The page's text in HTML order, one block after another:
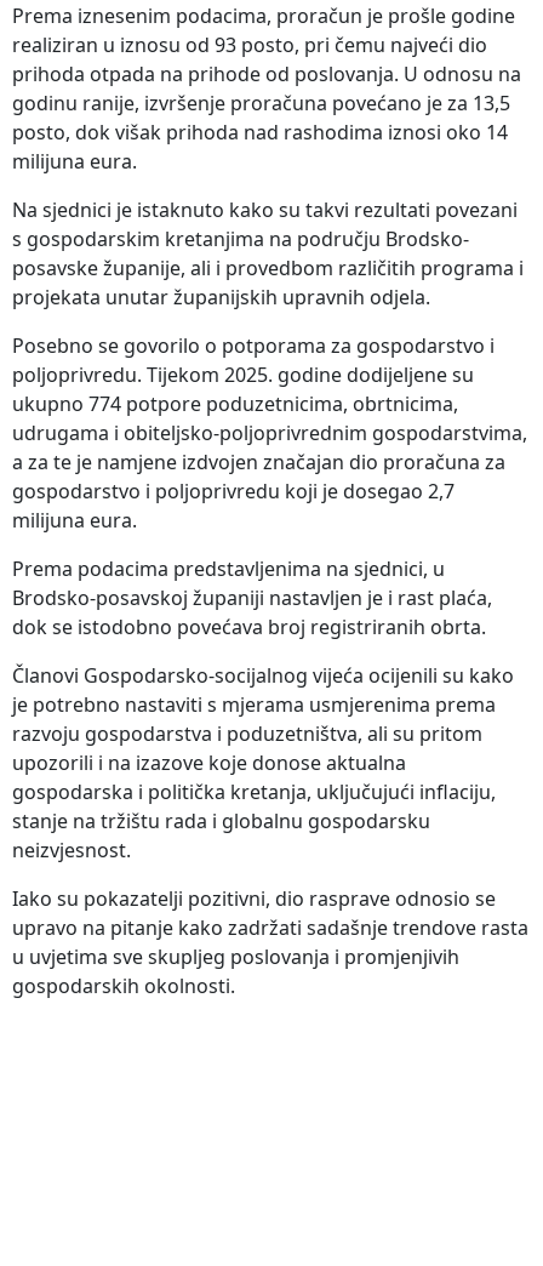
Prema iznesenim podacima, proračun je prošle godine
realiziran u iznosu od 93 posto, pri čemu najveći dio
prihoda otpada na prihode od poslovanja. U odnosu na
godinu ranije, izvršenje proračuna povećano je za 13,5
posto, dok višak prihoda nad rashodima iznosi oko 14
milijuna eura.
Na sjednici je istaknuto kako su takvi rezultati povezani
s gospodarskim kretanjima na području Brodsko-
posavske županije, ali i provedbom različitih programa i
projekata unutar županijskih upravnih odjela.
Posebno se govorilo o potporama za gospodarstvo i
poljoprivredu. Tijekom 2025. godine dodijeljene su
ukupno 774 potpore poduzetnicima, obrtnicima,
udrugama i obiteljsko-poljoprivrednim gospodarstvima,
a za te je namjene izdvojen značajan dio proračuna za
gospodarstvo i poljoprivredu koji je dosegao 2,7
milijuna eura.
Prema podacima predstavljenima na sjednici, u
Brodsko-posavskoj županiji nastavljen je i rast plaća,
dok se istodobno povećava broj registriranih obrta.
Članovi Gospodarsko-socijalnog vijeća ocijenili su kako
je potrebno nastaviti s mjerama usmjerenima prema
razvoju gospodarstva i poduzetništva, ali su pritom
upozorili i na izazove koje donose aktualna
gospodarska i politička kretanja, uključujući inflaciju,
stanje na tržištu rada i globalnu gospodarsku
neizvjesnost.
Iako su pokazatelji pozitivni, dio rasprave odnosio se
upravo na pitanje kako zadržati sadašnje trendove rasta
u uvjetima sve skupljeg poslovanja i promjenjivih
gospodarskih okolnosti.